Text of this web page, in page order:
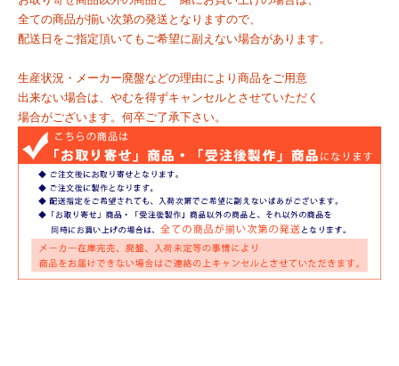
全ての商品が揃い次第の発送となりますので、
配送日をご指定頂いてもご希望に副えない場合があります。
生産状況・メーカー廃盤などの理由により商品をご用意
出来ない場合は、やむを得ずキャンセルとさせていただく
場合がございます。何卒ご了承下さい。